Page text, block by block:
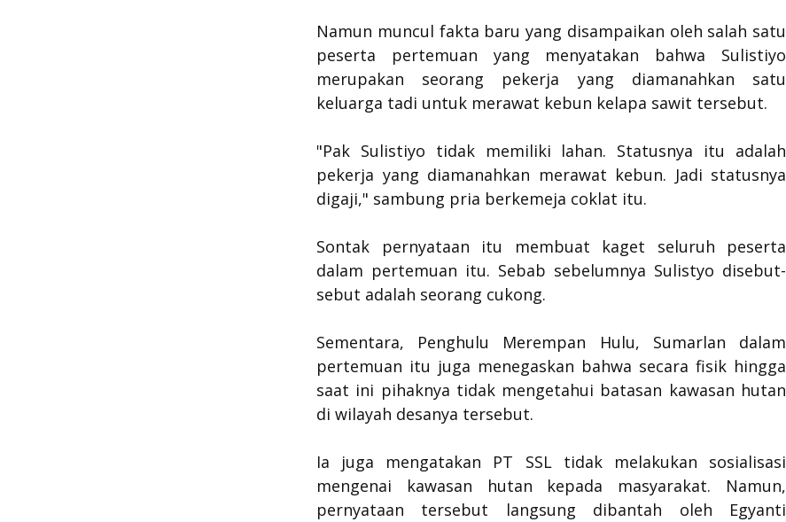
Namun muncul fakta baru yang disampaikan oleh salah satu
peserta pertemuan yang menyatakan bahwa Sulistiyo
merupakan seorang pekerja yang diamanahkan satu
keluarga tadi untuk merawat kebun kelapa sawit tersebut.
"Pak Sulistiyo tidak memiliki lahan. Statusnya itu adalah
pekerja yang diamanahkan merawat kebun. Jadi statusnya
digaji," sambung pria berkemeja coklat itu.
Sontak pernyataan itu membuat kaget seluruh peserta
dalam pertemuan itu. Sebab sebelumnya Sulistyo disebut-
sebut adalah seorang cukong.
Sementara, Penghulu Merempan Hulu, Sumarlan dalam
pertemuan itu juga menegaskan bahwa secara fisik hingga
saat ini pihaknya tidak mengetahui batasan kawasan hutan
di wilayah desanya tersebut.
Ia juga mengatakan PT SSL tidak melakukan sosialisasi
mengenai kawasan hutan kepada masyarakat. Namun,
pernyataan tersebut langsung dibantah oleh Egyanti